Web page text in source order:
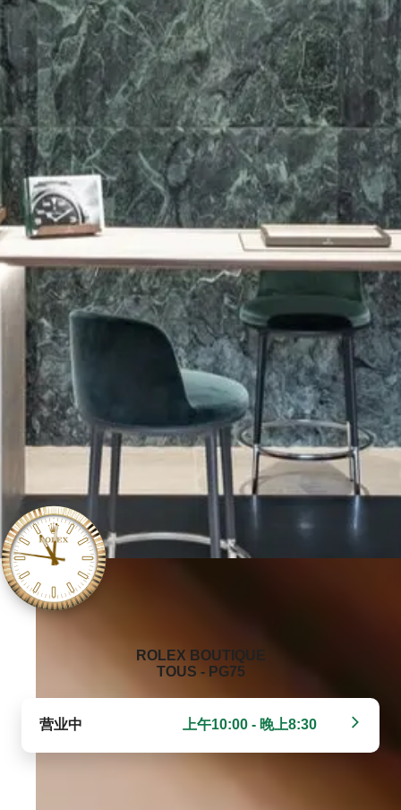
‭ROLEX BOUTIQUE
TOUS - PG75‬
营业中 上午10:00 - 晚上8:30